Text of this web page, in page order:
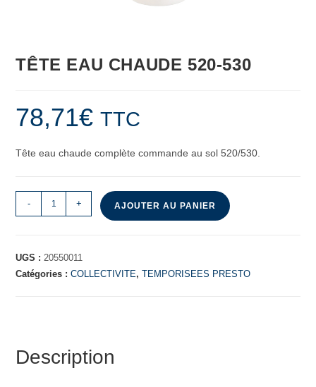
TÊTE EAU CHAUDE 520-530
78,71€ TTC
Tête eau chaude complète commande au sol 520/530.
- + AJOUTER AU PANIER
UGS :20550011
Catégories :COLLECTIVITE,TEMPORISEES PRESTO
Description